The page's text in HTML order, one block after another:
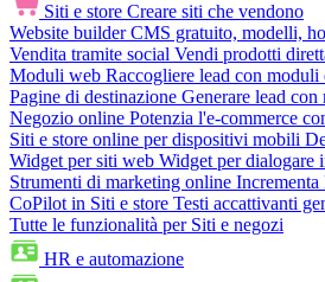
Siti e store Creare siti che vendono
Website builder CMS gratuito, modelli,
Vendita tramite social Vendi prodotti
Moduli web Raccogliere lead con
Pagine di destinazione Generare lead
Negozio online Potenzia l'e-commerce
Siti e store online per dispositivi mobili
Widget per siti web Widget per dialogare
Strumenti di marketing online
CoPilot in Siti e store Testi accattivanti
Tutte le funzionalità per Siti e negozi
HR e automazione